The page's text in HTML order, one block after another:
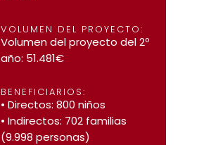
VOLUMEN DEL PROYECTO:
Volumen del proyecto del 2º
año: 51.481€
BENEFICIARIOS:
• Directos: 800 niños
• Indirectos: 702 familias
(9.998 personas)